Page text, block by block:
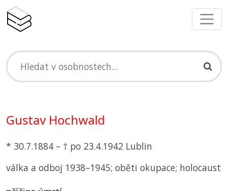
Gustav Hochwald
* 30.7.1884 – † po 23.4.1942 Lublin
válka a odboj 1938–1945; oběti okupace; holocaust